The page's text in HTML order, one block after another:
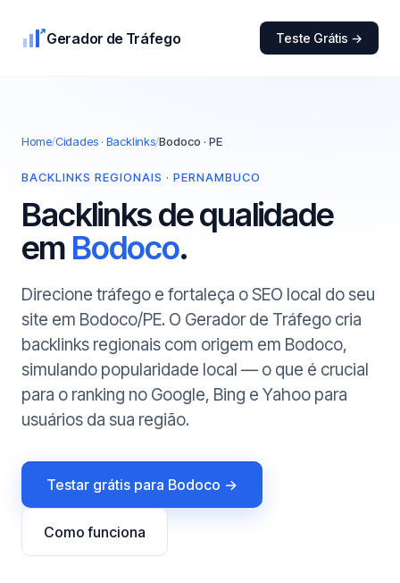
Gerador de Tráfego Teste Grátis →
Home/Cidades · Backlinks/Bodoco · PE
BACKLINKS REGIONAIS · PERNAMBUCO
Backlinks de qualidade
em Bodoco.
Direcione tráfego e fortaleça o SEO local do seu
site em Bodoco/PE. O Gerador de Tráfego cria
backlinks regionais com origem em Bodoco,
simulando popularidade local — o que é crucial
para o ranking no Google, Bing e Yahoo para
usuários da sua região.
Testar grátis para Bodoco →
Como funciona